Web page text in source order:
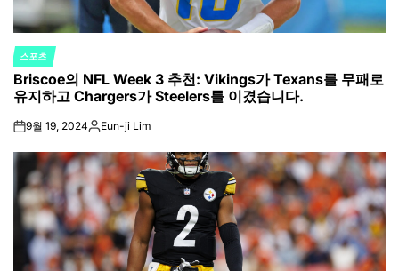
POSTED
IN
스포츠
Briscoe의 NFL Week 3 추천: Vikings가 Texans를 무패로
유지하고 Chargers가 Steelers를 이겼습니다.
on9월 19, 2024Posted
Eun-ji Lim